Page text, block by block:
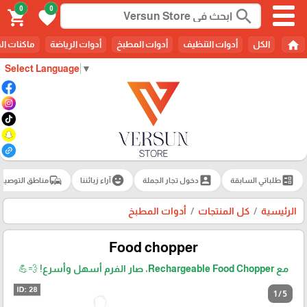
Select Language ▼
search
0
favorite
0
shopping_cart
home الكل أدوات التنظيف أدوات المطبخ أدوات الرياضة ماكنات
ballotطلباتي السابقة account_box دخول تجار الجملة emoji_emotionsآراء زبائننا commuteمناطق
الرئيسية كل المنتجات أدوات المطبخ
Food chopper
مع Rechargeable Food Chopper، صار الفرم أسهل وأسرع! 💨💪
1 / 5